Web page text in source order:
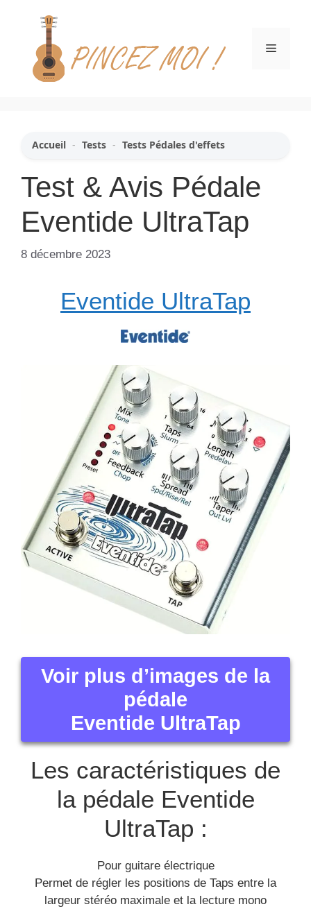
contenu
Menu
Accueil - Tests - Tests Pédales d'effets
Test & Avis Pédale
Eventide UltraTap
8 décembre 2023
Eventide UltraTap
Voir plus d’images de la
pédale
Eventide UltraTap
Les caractéristiques de
la pédale Eventide
UltraTap :
Pour guitare électrique
Permet de régler les positions de Taps entre la
largeur stéréo maximale et la lecture mono